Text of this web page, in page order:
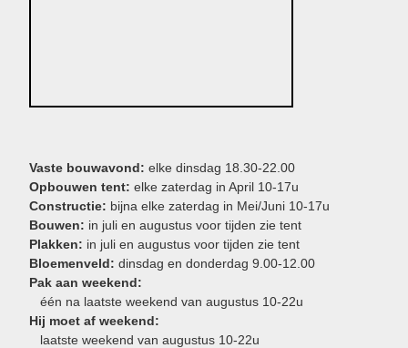
Vaste bouwavond: elke dinsdag 18.30-22.00
Opbouwen tent: elke zaterdag in April 10-17u
Constructie: bijna elke zaterdag in Mei/Juni 10-17u
Bouwen: in juli en augustus voor tijden zie tent
Plakken: in juli en augustus voor tijden zie tent
Bloemenveld: dinsdag en donderdag 9.00-12.00
Pak aan weekend:
één na laatste weekend van augustus 10-22u
Hij moet af weekend:
laatste weekend van augustus 10-22u